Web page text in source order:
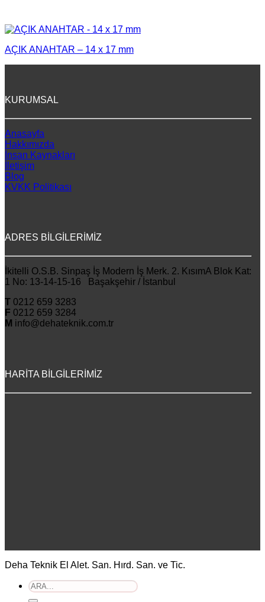
AÇIK ANAHTAR – 14 x 17 mm
KURUMSAL
Anasayfa
Hakkımızda
İnsan Kaynakları
İletişim
Blog
KVKK Politikası
ADRES BİLGİLERİMİZ
İkitelli O.S.B. Sinpaş İş Modern İş Merk. 2. KısımA Blok Kat:
1 No: 13-14-15-16 Başakşehir / İstanbul
T 0212 659 3283
F 0212 659 3284
M info@dehateknik.com.tr
HARİTA BİLGİLERİMİZ
Deha Teknik El Alet. San. Hırd. San. ve Tic.
Ara: